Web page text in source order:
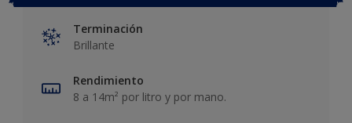
Terminación
Brillante
Rendimiento
8 a 14m² por litro y por mano.